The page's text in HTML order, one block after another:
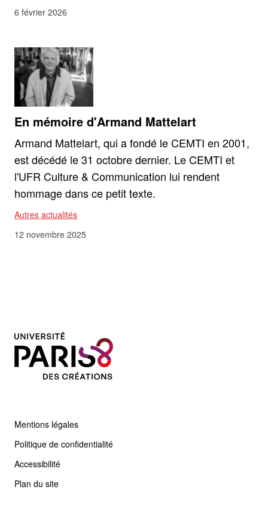
6 février 2026
En mémoire d'Armand Mattelart
Armand Mattelart, qui a fondé le CEMTI en 2001,
est décédé le 31 octobre dernier. Le CEMTI et
l'UFR Culture & Communication lui rendent
hommage dans ce petit texte.
Autres actualités
12 novembre 2025
Mentions légales
Politique de confidentialité
Accessibilité
Plan du site